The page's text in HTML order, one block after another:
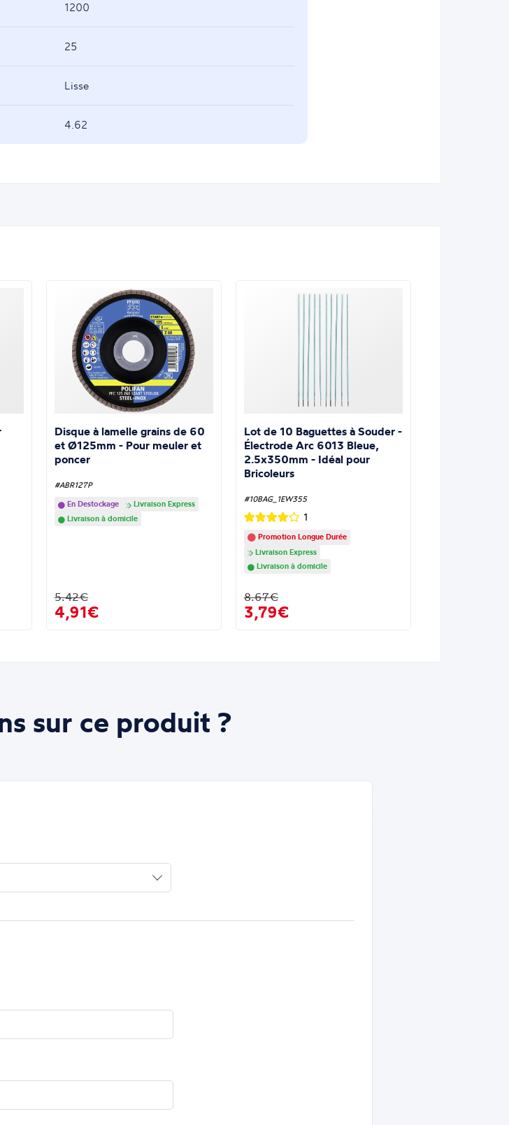
1200
25
Lisse
4.62
Disque à lamelle grains de 60
et Ø125mm - Pour meuler et
poncer
#ABR127P
En Destockage
Livraison Express
Livraison à domicile
5.42€
4,91€
Lot de 10 Baguettes à Souder -
Électrode Arc 6013 Bleue,
2.5x350mm - Idéal pour
Bricoleurs
#10BAG_1EW355
1
Promotion Longue Durée
Livraison Express
Livraison à domicile
8.67€
3,79€
sur ce produit ?